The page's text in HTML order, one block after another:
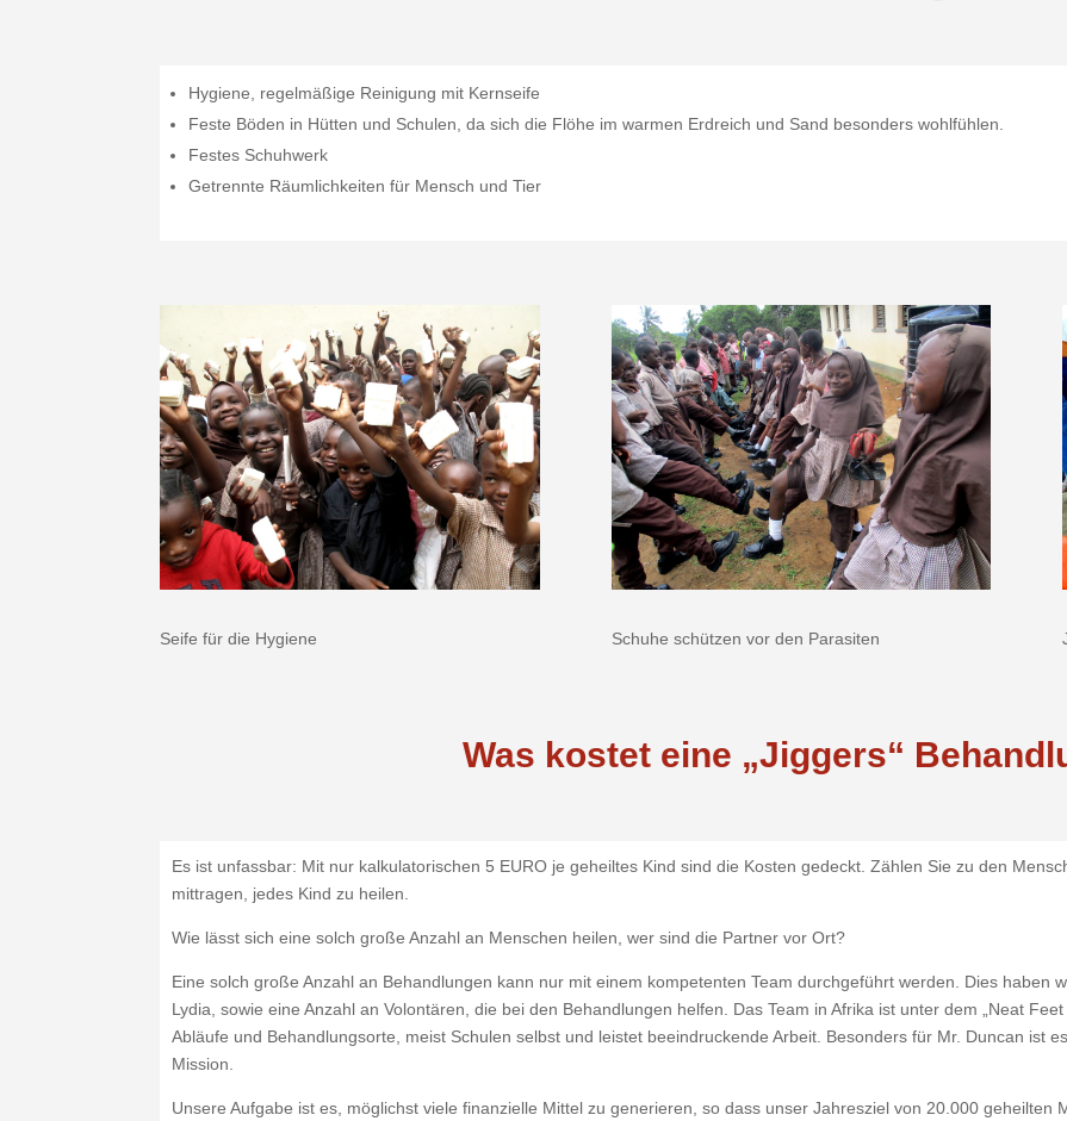
Hygiene, regelmäßige Reinigung mit Kernseife
Feste Böden in Hütten und Schulen, da sich die Flöhe im warmen Erdreich und Sand besonders wohlfühlen.
Festes Schuhwerk
Getrennte Räumlichkeiten für Mensch und Tier
Seife für die Hygiene Schuhe schützen vor den Parasiten
Was kostet eine „Jiggers“
Es ist unfassbar: Mit nur kalkulatorischen 5 EURO je geheiltes Kind sind die Kosten gedeckt. Zählen Sie zu den
mittragen, jedes Kind zu heilen.
Wie lässt sich eine solch große Anzahl an Menschen heilen, wer sind die Partner vor Ort?
Eine solch große Anzahl an Behandlungen kann nur mit einem kompetenten Team durchgeführt werden. Dies haben
Lydia, sowie eine Anzahl an Volontären, die bei den Behandlungen helfen. Das Team in Afrika ist unter dem „Neat
Abläufe und Behandlungsorte, meist Schulen selbst und leistet beeindruckende Arbeit. Besonders für Mr. Duncan ist
Mission.
Unsere Aufgabe ist es, möglichst viele finanzielle Mittel zu generieren, so dass unser Jahresziel von 20.000 geheilten